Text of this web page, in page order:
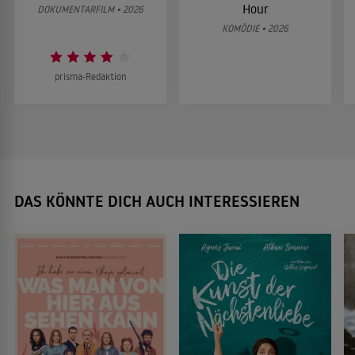
DOKUMENTARFILM • 2026
prisma-Redaktion
Hour
KOMÖDIE • 2026
DAS KÖNNTE DICH AUCH INTERESSIEREN